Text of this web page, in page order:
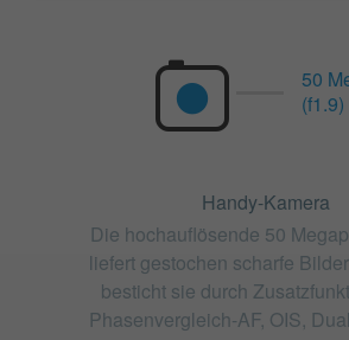
50
(f1.9)
Handy-Kamera
Die hochauflösende 50
liefert gestochen scharfe
besticht sie durch
Phasenvergleich-AF, OIS,